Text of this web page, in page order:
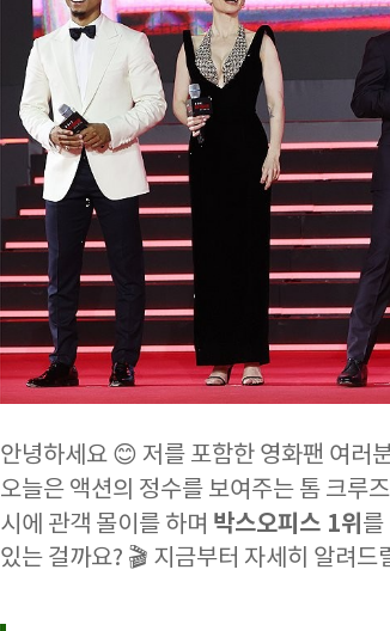
안녕하세요 😊 저를 포함한 영화팬 여러
오늘은 액션의 정수를 보여주는 톰 크루
시에 관객 몰이를 하며 박스오피스 1위 를
있는 걸까요? 🎬 지금부터 자세히 알려드